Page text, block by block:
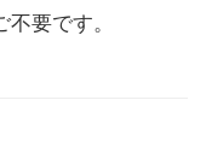
要です。